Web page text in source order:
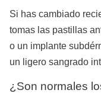
Si has cambiado
tomas las pastillas
o un implante
un ligero sangrado
¿Son normales